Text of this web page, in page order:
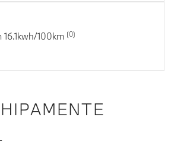
16.1kwh/100km